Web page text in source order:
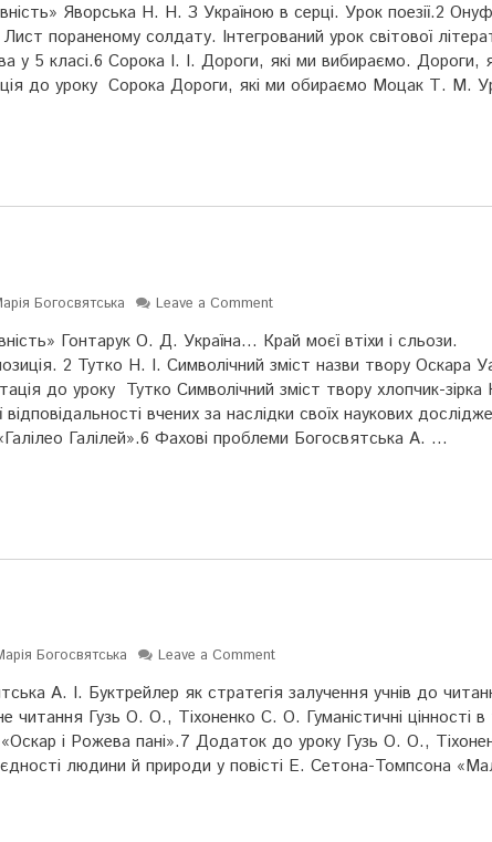
Яворська Н. Н. З Україною в серці. Урок поезії.2
пораненому солдату. Інтегрований урок світової
у 5 класі.6 Сорока І. І. Дороги, які ми вибираємо. Дороги,
до уроку Сорока Дороги, які ми обираємо Моцак Т. М.
Богосвятська Leave a Comment
Гонтарук О. Д. Україна… Край моєї втіхи і сльози.
2 Тутко Н. І. Символічний зміст назви твору Оскара
до уроку Тутко Символічний зміст твору хлопчик-зірка
вчених за наслідки своїх наукових
Галілей».6 Фахові проблеми Богосвятська А. …
Богосвятська Leave a Comment
А. І. Буктрейлер як стратегія залучення учнів до
читання Гузь О. О., Тіхоненко С. О. Гуманістичні цінності в
і Рожева пані».7 Додаток до уроку Гузь О. О.,
людини й природи у повісті Е. Сетона-Томпсона